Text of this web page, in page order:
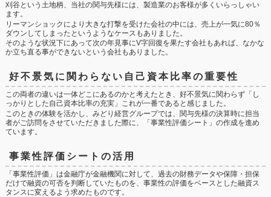
刈谷という土地柄、当社の関与先様には、製造業のお客様が多くいらっしゃい
ます。
リーマンショックにより大きな打撃を受けた会社の中には、売上が一気に80％
ダウンしてしまったというようなケースもありました。
そのような状況下にあって次の年見事にV字回復を果たす会社もあれば、なかな
か立ち直る事ができないという会社もありました。
好不景気に関わらない自己資本比率の重要性
この両者の違いは一体どこにあるのかと考えたとき、好不景気に関わらず「し
っかりとした自己資本比率の充実」これが一番であると感じました。
このときの体験を活かし、みどり経営グループでは、関与先様の決算時に担当
者がご訪問をさせていただきました際に、「事業性評価シート」の作成を進め
ています。
事業性評価シートの活用
「事業性評価」は金融庁が金融機関に対して、過去の財務データや保障・担保
だけで融資の可否を判断していたものを、事業性の評価をベースとした融資ス
タンスに変えるよう求めたものです。